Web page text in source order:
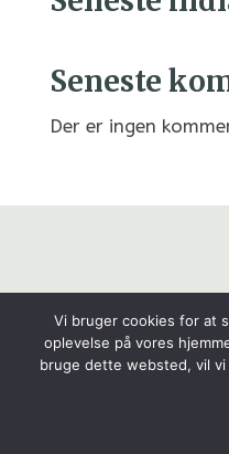
Seneste
Der er ingen
Vi bruger cookies for at
oplevelse på vores
bruge dette websted, vil